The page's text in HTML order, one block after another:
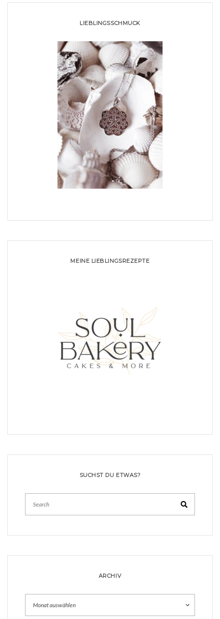
LIEBLINGSSCHMUCK
MEINE LIEBLINGSREZEPTE
SUCHST DU ETWAS?
ARCHIV